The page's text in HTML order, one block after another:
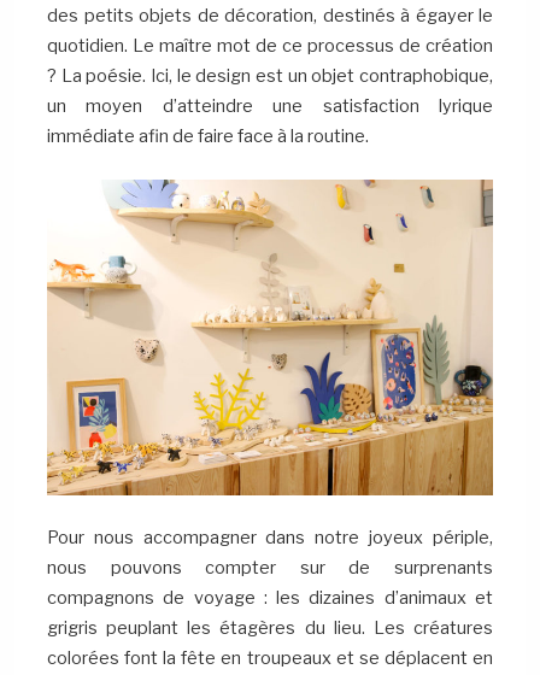
des petits objets de décoration, destinés à égayer le
quotidien. Le maître mot de ce processus de création
? La poésie. Ici, le design est un objet contraphobique,
un moyen d’atteindre une satisfaction lyrique
immédiate afin de faire face à la routine.
Pour nous accompagner dans notre joyeux périple,
nous pouvons compter sur de surprenants
compagnons de voyage : les dizaines d’animaux et
grigris peuplant les étagères du lieu. Les créatures
colorées font la fête en troupeaux et se déplacent en